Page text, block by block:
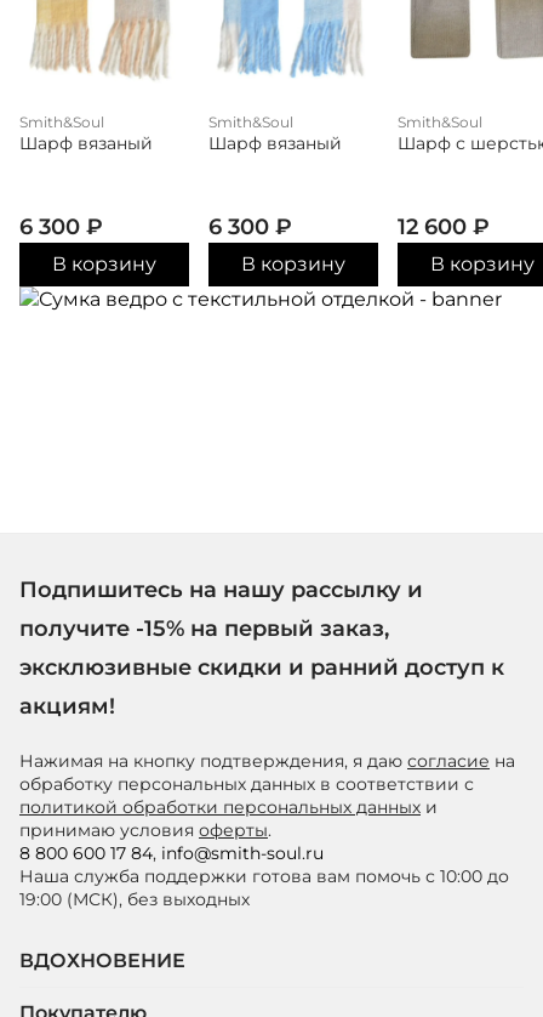
Smith&Soul
Шарф вязаный
6 300 ₽
В корзину
Smith&Soul
Шарф вязаный
6 300 ₽
В корзину
Smith&Soul
Шарф с
12 600 ₽
В корзину
Подпишитесь на нашу рассылку и
получите -15% на первый заказ,
эксклюзивные скидки и ранний доступ к
акциям!
Нажимая на кнопку подтверждения, я даю согласие на
обработку персональных данных в соответствии с
политикой обработки персональных данных и
принимаю условия оферты.
8 800 600 17 84, info@smith-soul.ru
Наша служба поддержки готова вам помочь с 10:00 до
19:00 (МСК), без выходных
ВДОХНОВЕНИЕ
Покупателю